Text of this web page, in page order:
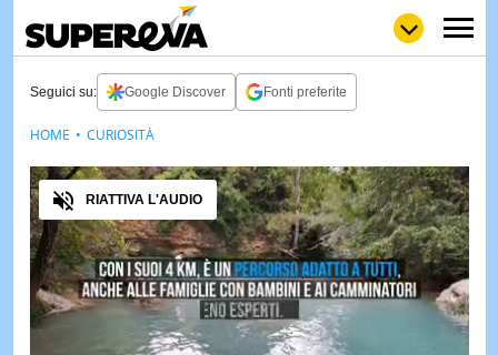
LOLGULP
LOVE
WOW
POP
NEWS
STORIE
VIDEO
& TV
Seguici su: Google Discover Fonti preferite
Audio
RIATTIVA L'AUDIO
HOME CURIOSITÀ